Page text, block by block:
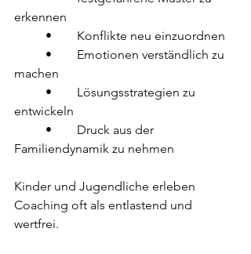
erkennen
	•	Konflikte neu einzuordnen
machen
entwickeln
Familiendynamik zu nehmen
Kinder und Jugendliche erleben
Coaching oft als entlastend und
wertfrei.